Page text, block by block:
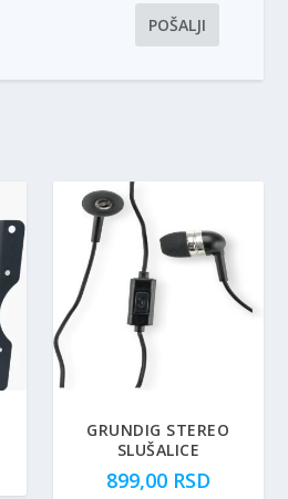
GRUNDIG STEREO
SLUŠALICE
899,00 RSD